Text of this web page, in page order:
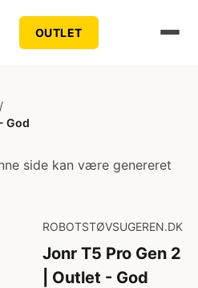
OUTLET
/
God
side kan være genereret
ROBOTSTØVSUGEREN.DK
Jonr T5 Pro Gen 2
| Outlet - God